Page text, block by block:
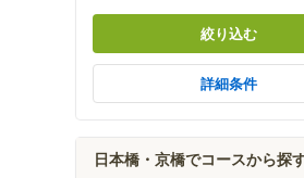
絞り込む
詳細条件
日本橋・京橋でコースから探